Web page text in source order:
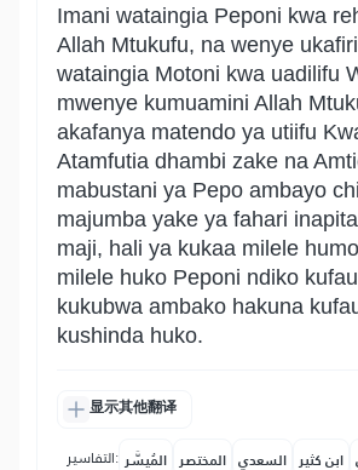
Imani wataingia Peponi kwa
Allah Mtukufu, na wenye ukafiri
wataingia Motoni kwa uadilifu
mwenye kumuamini Allah
akafanya matendo ya utiifu
Atamfutia dhambi zake na
mabustani ya Pepo ambayo
majumba yake ya fahari
maji, hali ya kukaa milele
milele huko Peponi ndiko
kukubwa ambako hakuna
kushinda huko.
显示其他翻译
التفاسير: المُيسَّر المختصر السعدي ابن كثير